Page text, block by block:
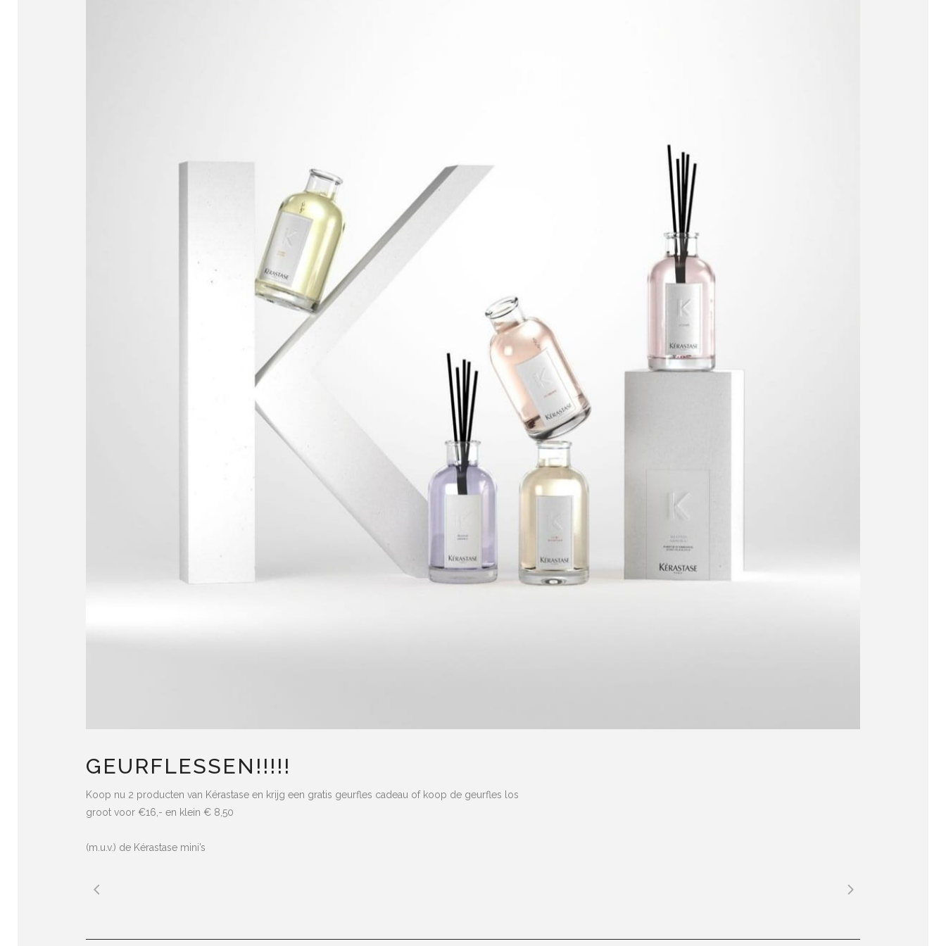
GEURFLESSEN!!!!!
Koop nu 2 producten van Kérastase en krijg een gratis geurfles cadeau of koop de geurfles los
groot voor €16,- en klein € 8,50
(m.u.v.) de Kérastase mini’s